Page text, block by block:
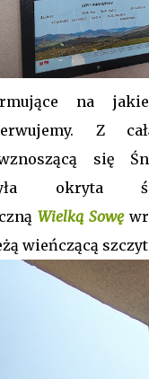
na
Z
się
okryta
Wielką Sowę
wieńczącą